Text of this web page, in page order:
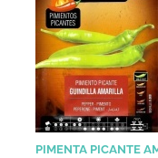
PIMENTA PICANTE